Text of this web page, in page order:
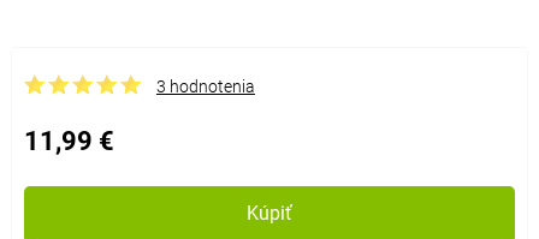
3 hodnotenia
11,99 €
Kúpiť